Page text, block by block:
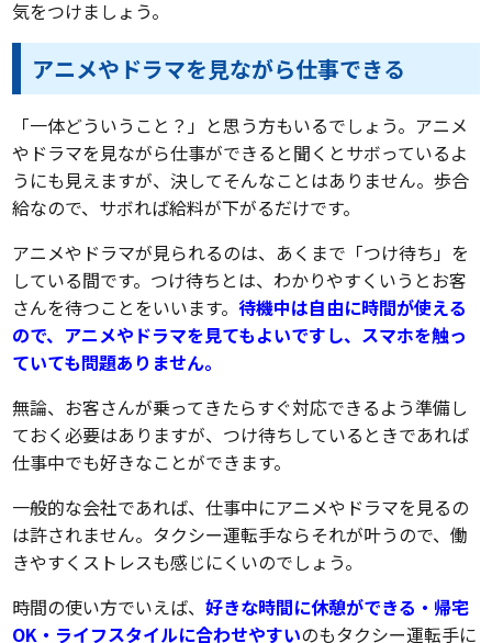
気をつけましょう。
アニメやドラマを見ながら仕事できる
「一体どういうこと？」と思う方もいるでしょう。アニメ
やドラマを見ながら仕事ができると聞くとサボっているよ
うにも見えますが、決してそんなことはありません。歩合
給なので、サボれば給料が下がるだけです。
アニメやドラマが見られるのは、あくまで「つけ待ち」を
している間です。つけ待ちとは、わかりやすくいうとお客
さんを待つことをいいます。 待機中は自由に時間が使える
ので、アニメやドラマを見てもよいですし、スマホを触っ
ていても問題ありません。
無論、お客さんが乗ってきたらすぐ対応できるよう準備し
ておく必要はありますが、つけ待ちしているときであれば
仕事中でも好きなことができます。
一般的な会社であれば、仕事中にアニメやドラマを見るの
は許されません。タクシー運転手ならそれが叶うので、働
きやすくストレスも感じにくいのでしょう。
時間の使い方でいえば、好きな時間に休憩ができる・帰宅
OK・ライフスタイルに合わせやすいのもタクシー運転手に